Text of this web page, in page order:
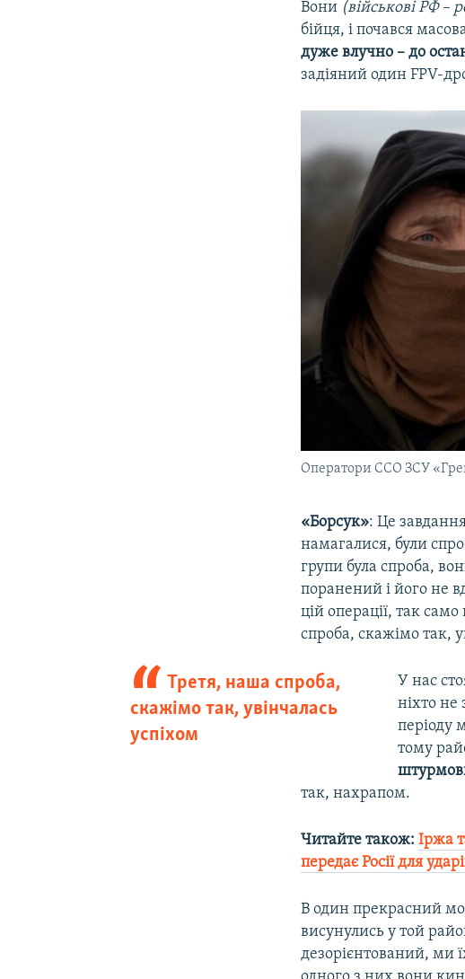
Вони (військові РФ –
бійця, і почався
дуже влучно – до
задіяний один FPV-
Оператори ССО ЗСУ
«Борсук»: Це
намагалися, були
групи була спроба,
поранений і його не
цій операції, так
спроба, скажімо так,
Третя, наша спроба,
скажімо так, увінчалась
успіхом
У нас
ніхто не
періоду
тому
так, нахрапом.
Читайте також:Іржа
передає Росії для
В один прекрасний
висунулись у той
дезорієнтований, ми